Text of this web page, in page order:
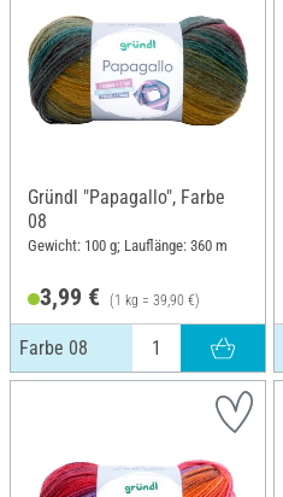
Gründl "Papagallo", Farbe
08
Gewicht: 100 g; Lauflänge: 360 m
3,99 € (1 kg = 39,90 €)
Farbe 08